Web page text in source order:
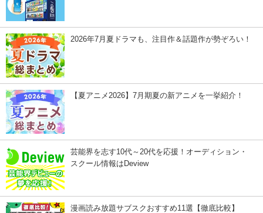
2026年7月夏ドラマも、注目作＆話題作が勢ぞろい！
【夏アニメ2026】7月期夏の新アニメを一挙紹介！
芸能界を志す10代～20代を応援！オーディション・
スクール情報はDeview
漫画読み放題サブスクおすすめ11選【徹底比較】